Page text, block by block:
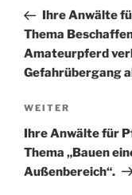
BeitragIhre Anwälte
Thema
Amateurpferd
Gefahrübergang
Nächster
Beitrag
WEITER
Ihre Anwälte für
Thema „Bauen
Außenbereich“.